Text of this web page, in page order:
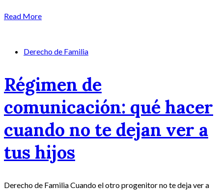
Read More
Derecho de Familia
Régimen de
comunicación: qué hacer
cuando no te dejan ver a
tus hijos
Derecho de Familia Cuando el otro progenitor no te deja ver a